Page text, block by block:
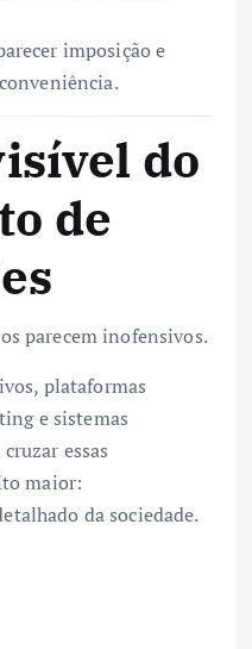
imposição e
do
de
parecem inofensivos.
plataformas
e sistemas
essas
maior:
da sociedade.